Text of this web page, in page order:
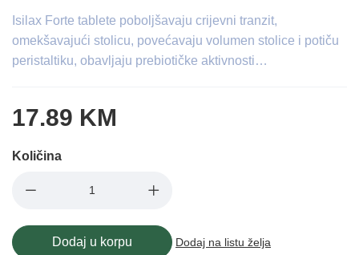
Isilax Forte tablete poboljšavaju crijevni tranzit,
omekšavajući stolicu, povećavaju volumen stolice i potiču
peristaltiku, obavljaju prebiotičke aktivnosti…
17.89 KM
Količina
Dodaj u korpu Dodaj na listu želja